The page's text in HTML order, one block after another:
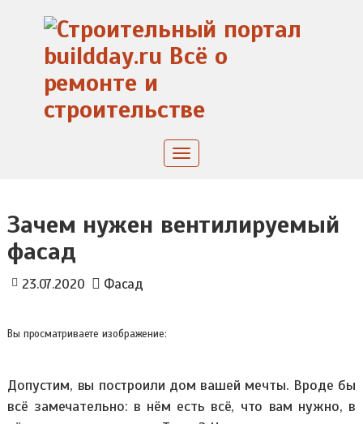
content
Toggle
Зачем нужен вентилируемый
фасад
23.07.2020 Фасад
Вы просматриваете изображение:
Допустим, вы построили дом вашей мечты. Вроде бы
всё замечательно: в нём есть всё, что вам нужно, в